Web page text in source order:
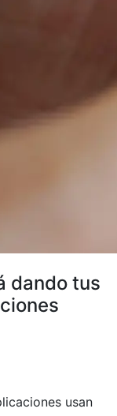
dando tus
usan